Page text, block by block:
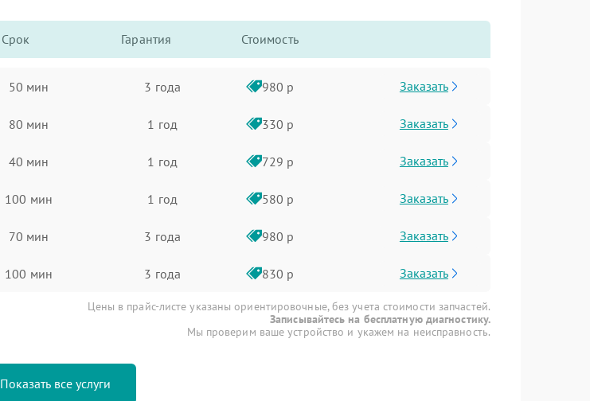
Срок Гарантия Стоимость
50 мин 3 года 980 р Заказать
80 мин 1 год 330 р Заказать
40 мин 1 год 729 р Заказать
100 мин 1 год 580 р Заказать
70 мин 3 года 980 р Заказать
100 мин 3 года 830 р Заказать
Цены в прайс-листе указаны ориентировочные, без учета стоимости запчастей.
Записывайтесь на бесплатную диагностику.
Мы проверим ваше устройство и укажем на неисправность.
Показать все услуги